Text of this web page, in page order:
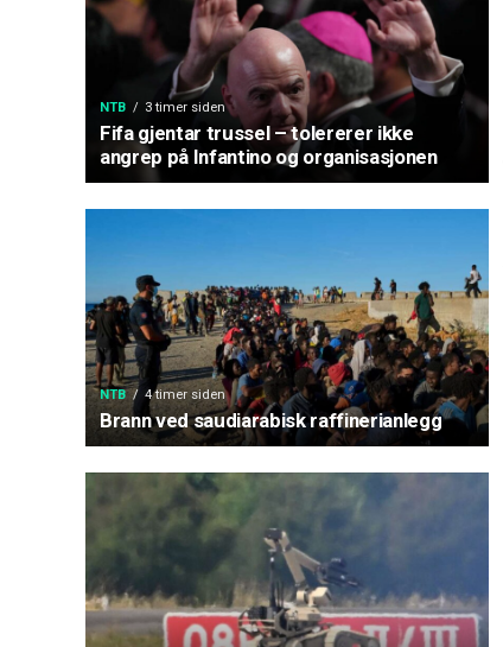
NTB 3 timer siden
Fifa gjentar trussel – tolererer ikke
angrep på Infantino og organisasjonen
NTB 4 timer siden
Brann ved saudiarabisk raffinerianlegg